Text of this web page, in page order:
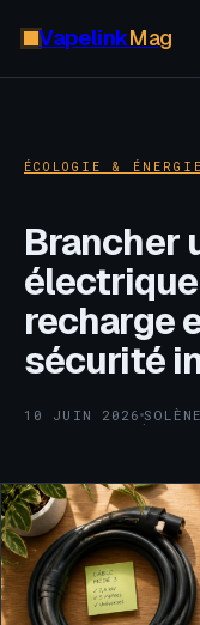
VapelinkMag
ÉCOLOGIE & ÉNERGIE
Brancher
recharge
sécurité
10 JUIN 2026·